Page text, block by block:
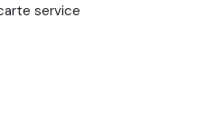
service